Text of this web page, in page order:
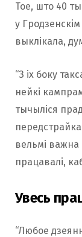
Тое, што 40
у
выклікала,
“З іх боку
нейкі
тычыліся
вельмі
працавалі,
Увесь
“Любое